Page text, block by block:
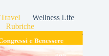
Travel
Wellness Life
Rubriche